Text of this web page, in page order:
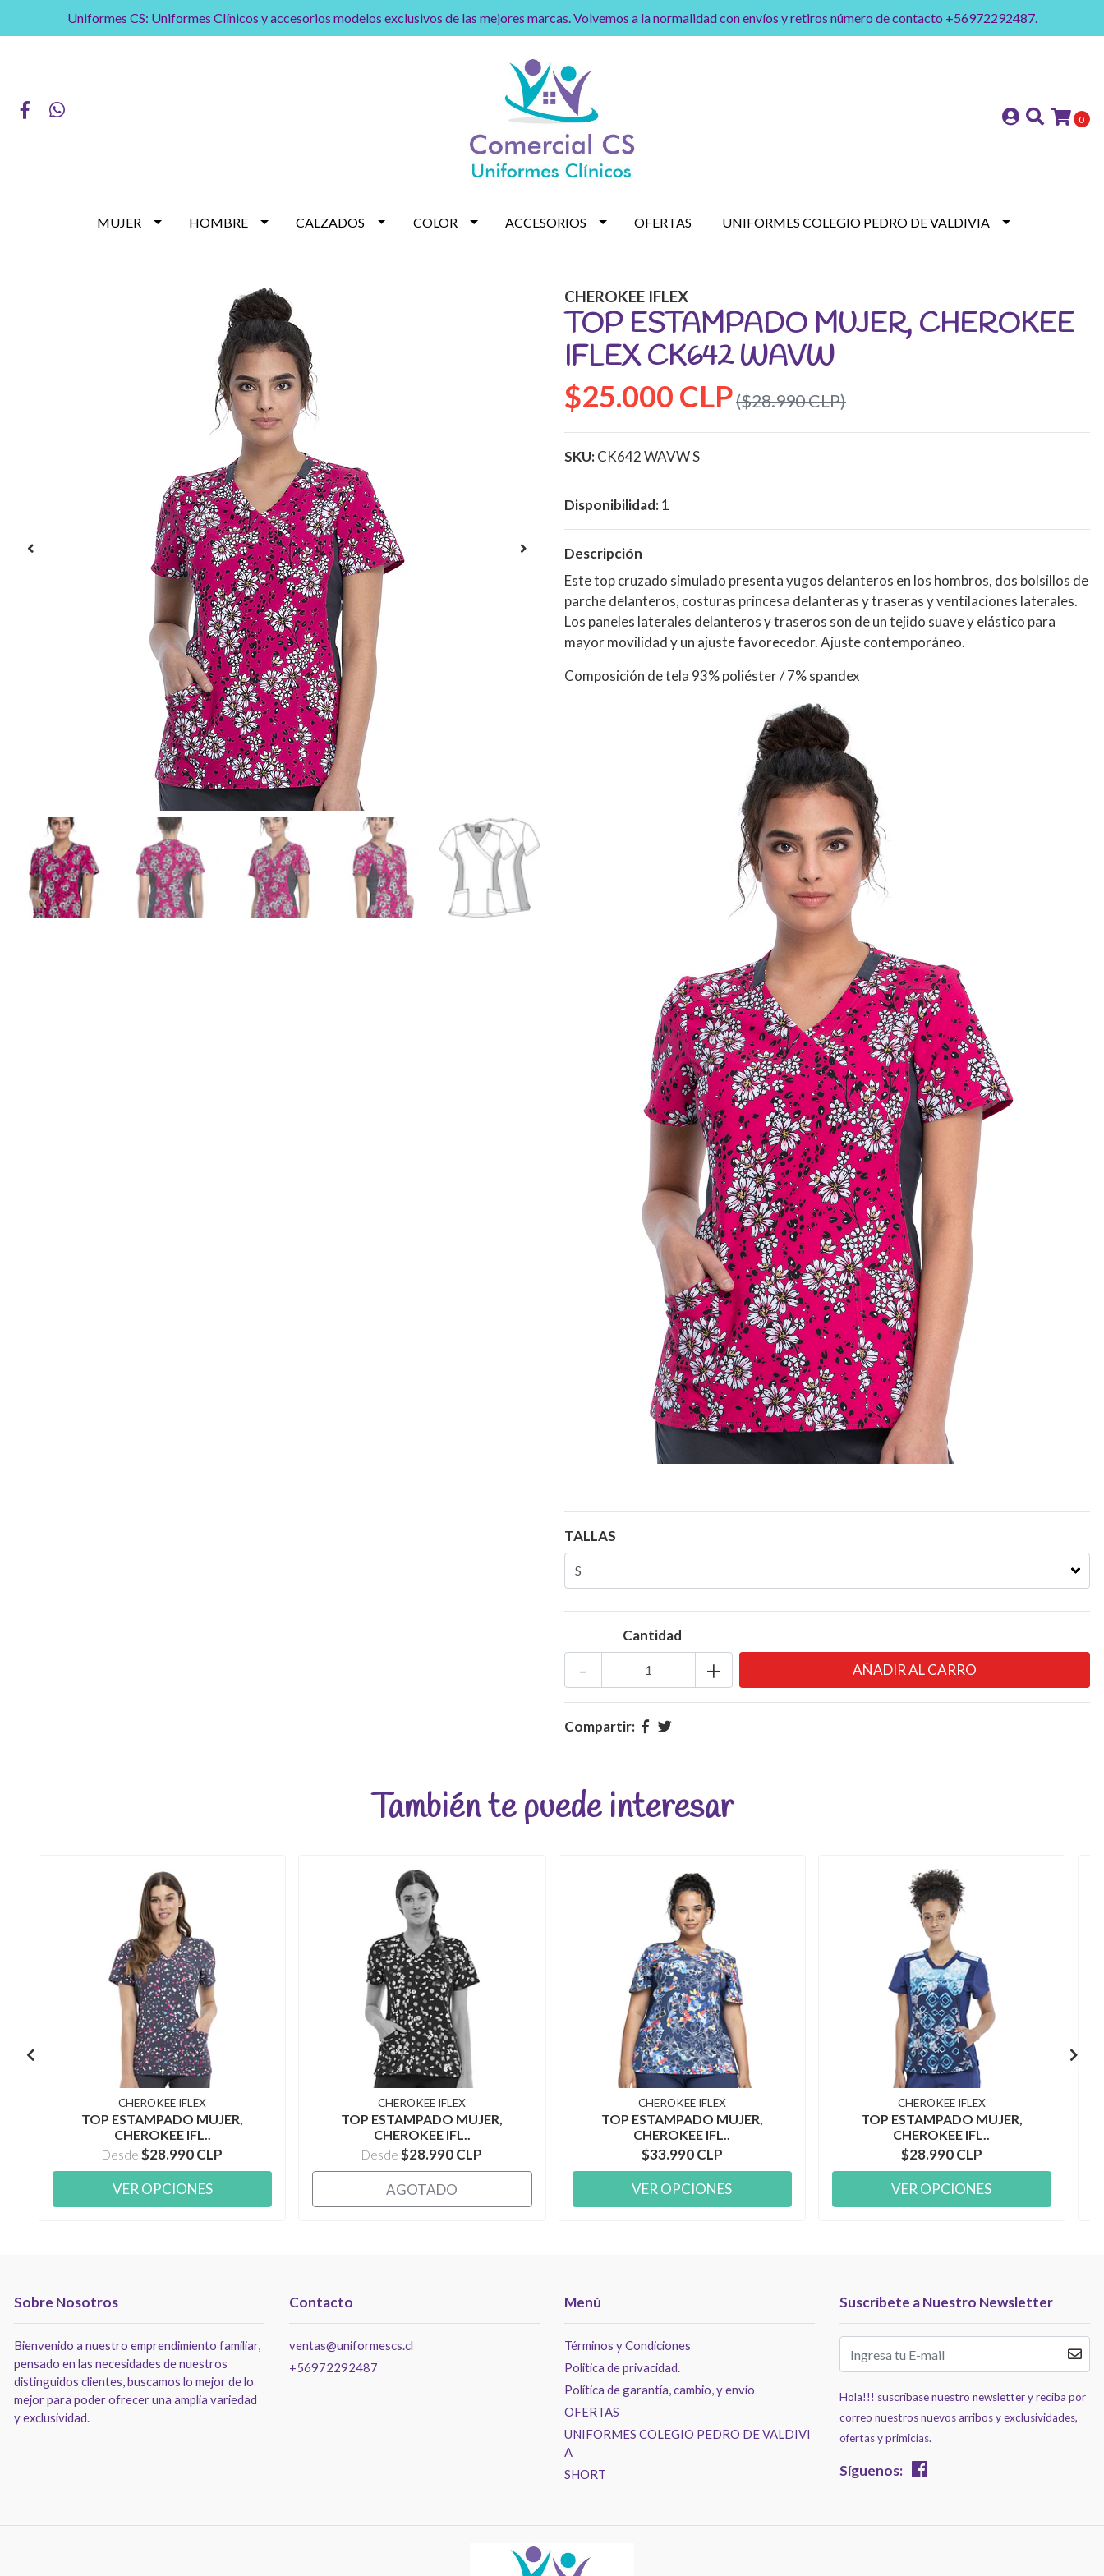
Uniformes CS: Uniformes Clínicos y accesorios modelos exclusivos de las mejores marcas. Volvemos a la normalidad con envíos y retiros número de contacto +56972292487.
0
MUJER HOMBRE CALZADOS COLOR ACCESORIOS OFERTAS UNIFORMES COLEGIO PEDRO DE VALDIVIA
CHEROKEE IFLEX
TOP ESTAMPADO MUJER, CHEROKEE
IFLEX CK642 WAVW
$25.000 CLP($28.990 CLP)
SKU:CK642 WAVW S
Disponibilidad:1
Descripción
Este top cruzado simulado presenta yugos delanteros en los hombros, dos bolsillos de
parche delanteros, costuras princesa delanteras y traseras y ventilaciones laterales.
Los paneles laterales delanteros y traseros son de un tejido suave y elástico para
mayor movilidad y un ajuste favorecedor. Ajuste contemporáneo.
Composición de tela 93% poliéster / 7% spandex
TALLAS
Cantidad
+
-
Compartir:
También te puede interesar
CHEROKEE IFLEX
TOP ESTAMPADO MUJER,
CHEROKEE IFL..
Desde$28.990 CLP
VER OPCIONES
CHEROKEE IFLEX
TOP ESTAMPADO MUJER,
CHEROKEE IFL..
Desde$28.990 CLP
AGOTADO
CHEROKEE IFLEX
TOP ESTAMPADO MUJER,
CHEROKEE IFL..
$33.990 CLP
VER OPCIONES
CHEROKEE IFLEX
TOP ESTAMPADO MUJER,
CHEROKEE IFL..
$28.990 CLP
VER OPCIONES
Sobre Nosotros
Bienvenido a nuestro emprendimiento familiar,
pensado en las necesidades de nuestros
distinguidos clientes, buscamos lo mejor de lo
mejor para poder ofrecer una amplia variedad
y exclusividad.
Contacto
ventas@uniformescs.cl
+56972292487
Menú
Términos y Condiciones
Politica de privacidad.
Política de garantía, cambio, y envío
OFERTAS
UNIFORMES COLEGIO PEDRO DE VALDIVI
A
SHORT
Suscríbete a Nuestro Newsletter
Hola!!! suscríbase nuestro newsletter y reciba por
correo nuestros nuevos arribos y exclusividades,
ofertas y primicias.
Síguenos: